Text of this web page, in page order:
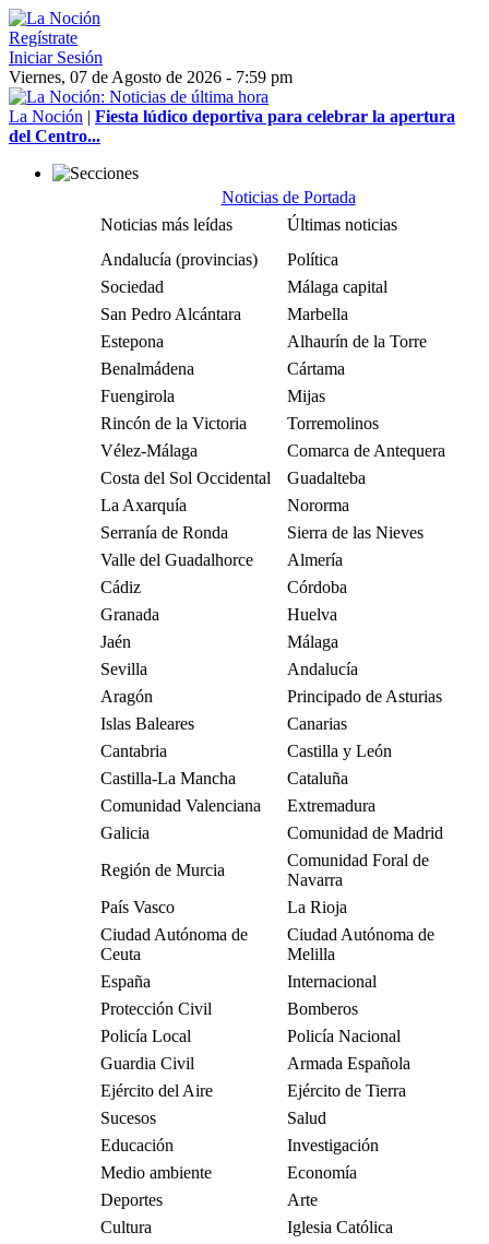
Regístrate
Iniciar Sesión
Viernes, 07 de Agosto de 2026 - 7:59 pm
La Noción | Fiesta lúdico deportiva para celebrar la apertura
del Centro...
Noticias de Portada
Noticias más leídas
Últimas noticias
Andalucía (provincias)
Política
Sociedad
Málaga capital
San Pedro Alcántara
Marbella
Estepona
Alhaurín de la Torre
Benalmádena
Cártama
Fuengirola
Mijas
Rincón de la Victoria
Torremolinos
Vélez-Málaga
Comarca de Antequera
Costa del Sol Occidental
Guadalteba
La Axarquía
Nororma
Serranía de Ronda
Sierra de las Nieves
Valle del Guadalhorce
Almería
Cádiz
Córdoba
Granada
Huelva
Jaén
Málaga
Sevilla
Andalucía
Aragón
Principado de Asturias
Islas Baleares
Canarias
Cantabria
Castilla y León
Castilla-La Mancha
Cataluña
Comunidad Valenciana
Extremadura
Galicia
Comunidad de Madrid
Región de Murcia
Comunidad Foral de
Navarra
País Vasco
La Rioja
Ciudad Autónoma de
Ceuta
Ciudad Autónoma de
Melilla
España
Internacional
Protección Civil
Bomberos
Policía Local
Policía Nacional
Guardia Civil
Armada Española
Ejército del Aire
Ejército de Tierra
Sucesos
Salud
Educación
Investigación
Medio ambiente
Economía
Deportes
Arte
Cultura
Iglesia Católica